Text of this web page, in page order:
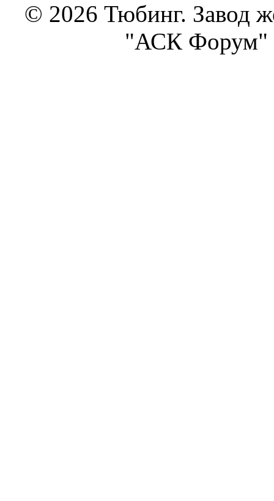
© 2026 Тюбинг. Завод
"АСК Форум"